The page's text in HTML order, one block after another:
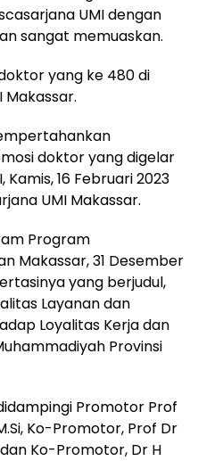
UMI dengan
sangat memuaskan.
yang ke 480 di
Makassar.
doktor yang digelar
16 Februari 2023
UMI Makassar.
Program
Makassar, 31 Desember
yang berjudul,
Layanan dan
Loyalitas Kerja dan
Provinsi
Promotor Prof
Ko-Promotor, Prof Dr
dan Ko-Promotor, Dr H